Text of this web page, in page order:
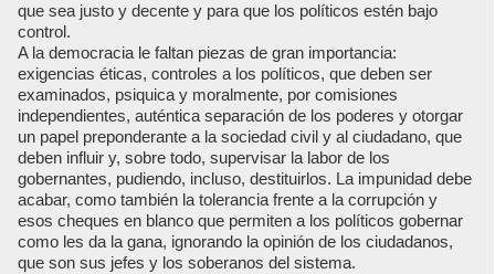
que sea justo y decente y para que los políticos estén bajo
control.
A la democracia le faltan piezas de gran importancia:
exigencias éticas, controles a los políticos, que deben ser
examinados, psiquica y moralmente, por comisiones
independientes, auténtica separación de los poderes y otorgar
un papel preponderante a la sociedad civil y al ciudadano, que
deben influir y, sobre todo, supervisar la labor de los
gobernantes, pudiendo, incluso, destituirlos. La impunidad debe
acabar, como también la tolerancia frente a la corrupción y
esos cheques en blanco que permiten a los políticos gobernar
como les da la gana, ignorando la opinión de los ciudadanos,
que son sus jefes y los soberanos del sistema.